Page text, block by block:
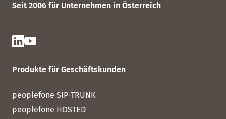
Seit 2006 für Unternehmen in Österreich
Produkte für Geschäftskunden
peoplefone SIP-TRUNK
peoplefone HOSTED